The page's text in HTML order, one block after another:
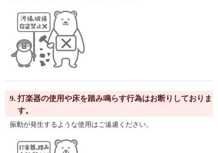
9. 打楽器の使用や床を踏み鳴らす行為はお断りしておりま
す。
振動が発生するような使用はご遠慮ください。